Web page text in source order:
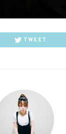
TWEET